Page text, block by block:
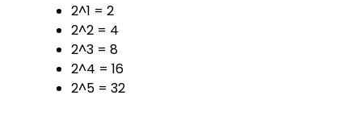
2^1 = 2
2^2 = 4
2^3 = 8
2^4 = 16
2^5 = 32